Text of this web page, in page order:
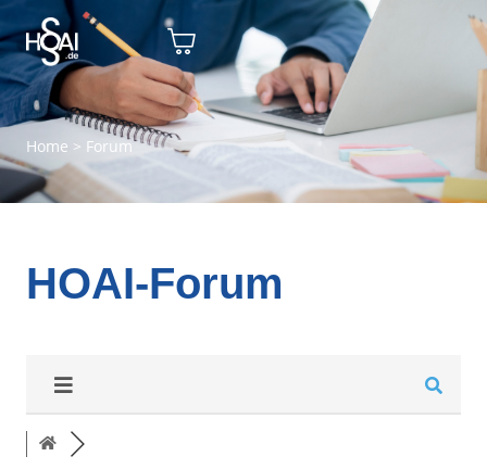
Home > Forum
HOAI-Forum